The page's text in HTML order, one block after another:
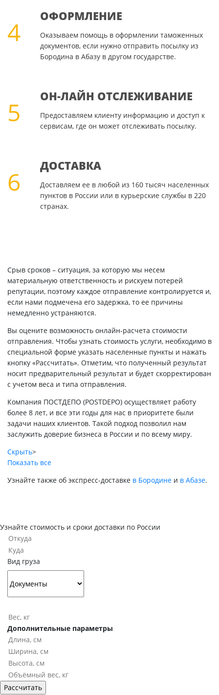
4
ОФОРМЛЕНИЕ
Оказываем помощь в оформлении таможенных
документов, если нужно отправить посылку из
Бородина в Абазу в другом государстве.
5
ОН-ЛАЙН ОТСЛЕЖИВАНИЕ
Предоставляем клиенту информацию и доступ к
сервисам, где он может отслеживать посылку.
6
ДОСТАВКА
Доставляем ее в любой из 160 тысяч населенных
пунктов в России или в курьерские службы в 220
странах.
Срыв сроков – ситуация, за которую мы несем
материальную ответственность и рискуем потерей
репутации, поэтому каждое отправление контролируется и,
если нами подмечена его задержка, то ее причины
немедленно устраняются.
Вы оцените возможность онлайн-расчета стоимости
отправления. Чтобы узнать стоимость услуги, необходимо в
специальной форме указать населенные пункты и нажать
кнопку «Рассчитать». Отметим, что полученный результат
носит предварительный результат и будет скорректирован
с учетом веса и типа отправления.
Компания ПОСТДЕПО (POSTDEPO) осуществляет работу
более 8 лет, и все эти годы для нас в приоритете были
задачи наших клиентов. Такой подход позволил нам
заслужить доверие бизнеса в России и по всему миру.
Скрыть>
Показать все
Узнайте также об экспресс-доставке в Бородине и в Абазе.
Узнайте стоимость и сроки доставки по России
Вид груза
Дополнительные параметры